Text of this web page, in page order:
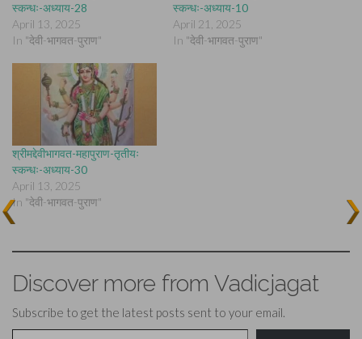
स्कन्धः-अध्याय-28
April 13, 2025
In "देवी-भागवत-पुराण"
स्कन्धः-अध्याय-10
April 21, 2025
In "देवी-भागवत-पुराण"
श्रीमद्देवीभागवत-महापुराण-तृतीयः
स्कन्धः-अध्याय-30
April 13, 2025
In "देवी-भागवत-पुराण"
Discover more from Vadicjagat
Subscribe to get the latest posts sent to your email.
Type your email…